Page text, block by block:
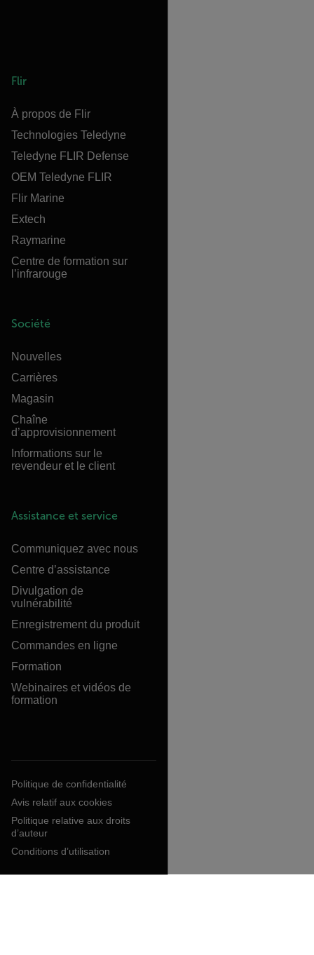
Flir
À propos de Flir
Technologies Teledyne
Teledyne FLIR Defense
OEM Teledyne FLIR
Flir Marine
Extech
Raymarine
Centre de formation sur
l’infrarouge
Société
Nouvelles
Carrières
Magasin
Chaîne
d’approvisionnement
Informations sur le
revendeur et le client
Assistance et service
Communiquez avec nous
Centre d’assistance
Divulgation de
vulnérabilité
Enregistrement du produit
Commandes en ligne
Formation
Webinaires et vidéos de
formation
Politique de confidentialité
Avis relatif aux cookies
Politique relative aux droits
d’auteur
Conditions d’utilisation